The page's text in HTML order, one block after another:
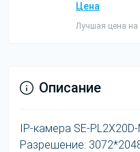
Цена
Лучшая цена на
Описание
IP-камера SE-
Разрешение: